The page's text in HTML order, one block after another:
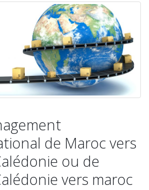
de Maroc vers
ou de
vers maroc